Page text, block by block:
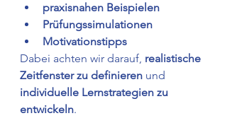
praxisnahen Beispielen
Prüfungssimulationen
Motivationstipps
Dabei achten wir darauf, realistische
Zeitfenster zu definieren und
individuelle Lernstrategien zu
entwickeln.